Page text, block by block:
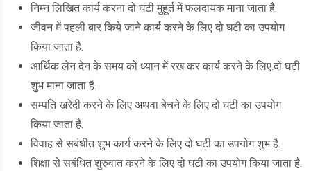
निम्न लिखित कार्य करना दो घटी मुहूर्त में फलदायक माना जाता है.
जीवन में पहली बार किये जाने कार्य करने के लिए दो घटी का उपयोग
किया जाता है.
आर्थिक लेन देन के समय को ध्यान में रख कर कार्य करने के लिए.दो घटी
शुभ माना जाता है.
सम्पति खरेदी करने के लिए अथवा बेचने के लिए दो घटी का उपयोग
किया जाता है.
विवाह से सबंधीत शुभ कार्य करने के लिए दो घटी का उपयोग शुभ है.
शिक्षा से सबंधित शुरुवात करने के लिए दो घटी का उपयोग किया जाता है.